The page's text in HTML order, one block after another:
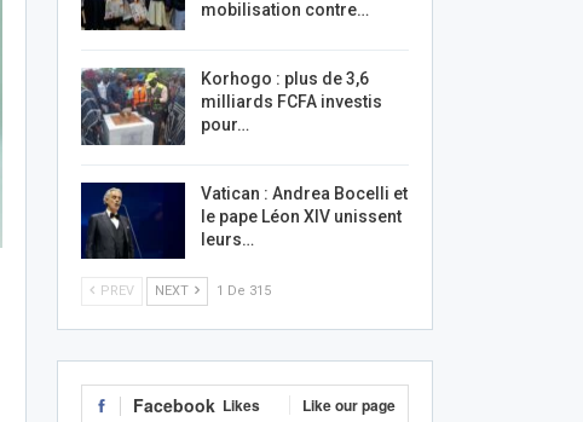
mobilisation contre…
Korhogo : plus de 3,6
milliards FCFA investis
pour…
Vatican : Andrea Bocelli et
le pape Léon XIV unissent
leurs…
PREV NEXT 1 De 315
Facebook Likes Like our page